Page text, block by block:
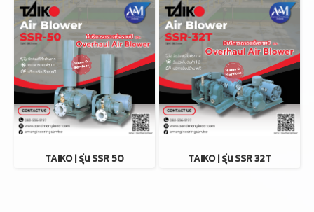
TAIKO | รุ่น SSR 50 TAIKO | รุ่น SSR 32T